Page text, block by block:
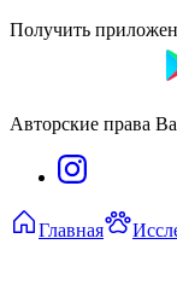
Получить
Авторские права
Главная